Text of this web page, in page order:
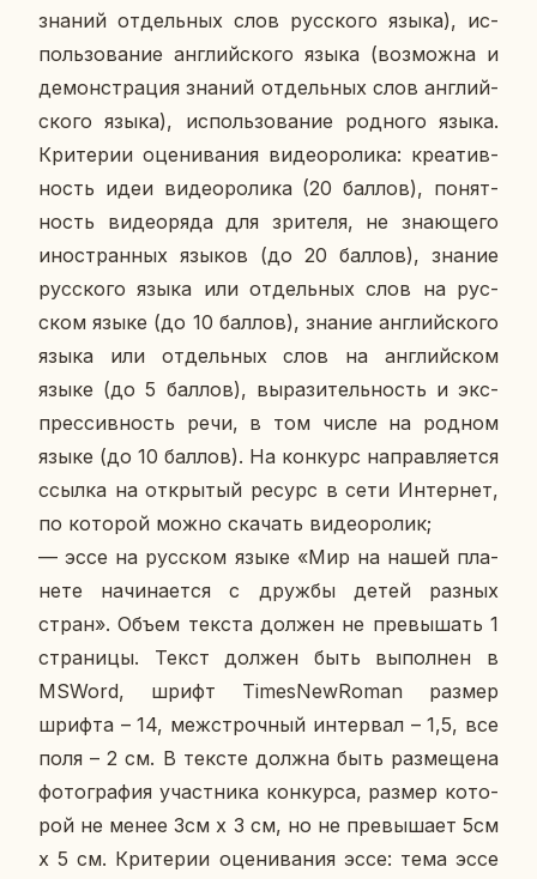
знаний от­дель­ных слов рус­ско­го языка), ис­
поль­зо­ва­ние ан­глий­ско­го языка (воз­мож­на и
де­мон­стра­ция знаний от­дель­ных слов ан­глий­
ско­го языка), ис­поль­зо­ва­ние род­но­го языка.
Кри­те­рии оце­ни­ва­ния ви­део­ро­ли­ка: кре­а­тив­
ность идеи ви­део­ро­ли­ка (20 баллов), по­нят­
ность ви­део­ря­да для зри­те­ля, не зна­ю­ще­го
ино­стран­ных языков (до 20 баллов), знание
рус­ско­го языка или от­дель­ных слов на рус­
ском языке (до 10 баллов), знание ан­глий­ско­го
языка или от­дель­ных слов на ан­глий­ском
языке (до 5 баллов), вы­ра­зи­тель­ность и экс­
прес­сив­ность речи, в том числе на родном
языке (до 10 баллов). На кон­курс на­прав­ля­ет­ся
ссылка на от­кры­тый ресурс в сети Ин­тер­нет,
по ко­то­рой можно ска­чать ви­део­ро­лик;
— эссе на рус­ском языке «Мир на нашей пла­
не­те на­чи­на­ет­ся с дружбы детей разных
стран». Объем текста должен не пре­вы­шать 1
стра­ни­цы. Текст должен быть вы­пол­нен в
MSWord, шрифт TimesNewRoman размер
шрифта – 14, меж­строч­ный ин­тер­вал – 1,5, все
поля – 2 см. В тексте должна быть раз­ме­ще­на
фо­то­гра­фия участ­ни­ка кон­кур­са, размер ко­то­
рой не менее 3см х 3 см, но не пре­вы­ша­ет 5см
х 5 см. Кри­те­рии оце­ни­ва­ния эссе: тема эссе